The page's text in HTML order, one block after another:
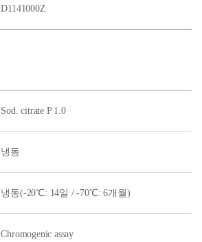
D1141000Z
Sod. citrate P 1.0
냉동
냉동(-20℃: 14일 / -70℃: 6개월)
Chromogenic assay